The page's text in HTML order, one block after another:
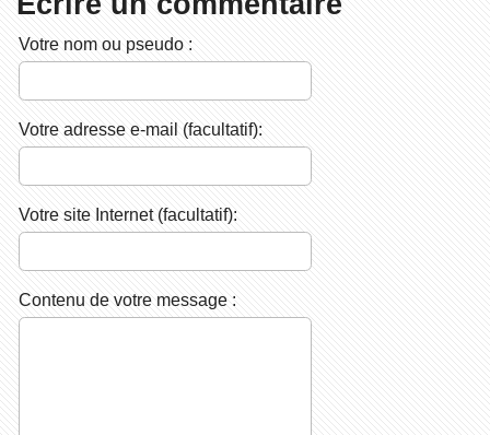
Votre nom ou pseudo :
Votre adresse e-mail (facultatif):
Votre site Internet (facultatif):
Contenu de votre message :